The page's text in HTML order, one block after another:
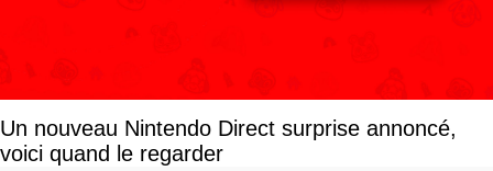
Un nouveau Nintendo Direct surprise annoncé,
voici quand le regarder